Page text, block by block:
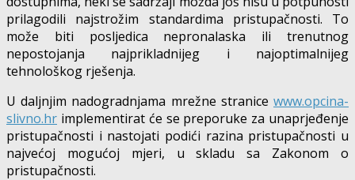
prilagodili najstrožim standardima pristupačnosti. To
može biti posljedica nepronalaska ili trenutnog
nepostojanja najprikladnijeg i najoptimalnijeg
tehnološkog rješenja.
U daljnjim nadogradnjama mrežne stranice www.opcina-
slivno.hr implementirat će se preporuke za unaprjeđenje
pristupačnosti i nastojati podići razina pristupačnosti u
najvećoj mogućoj mjeri, u skladu sa Zakonom o
pristupačnosti.